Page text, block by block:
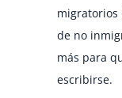
migratorios
de no
más para
escribirse.